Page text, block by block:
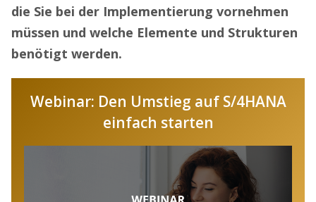
die Sie bei der Implementierung vornehmen
müssen und welche Elemente und Strukturen
benötigt werden.
Webinar: Den Umstieg auf S/4HANA
einfach starten